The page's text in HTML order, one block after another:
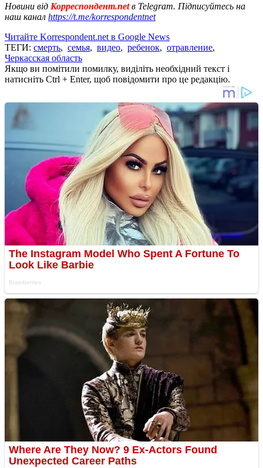
Новини від Корреспондент.netв Telegram. Підписуйтесь на
наш канал https://t.me/korrespondentnet
Читайте Korrespondent.net в Google News
ТЕГИ: смерть, семья, видео, ребенок, отравление,
Черкасская область
Якщо ви помітили помилку, виділіть необхідний текст і
натисніть Ctrl + Enter, щоб повідомити про це редакцію.